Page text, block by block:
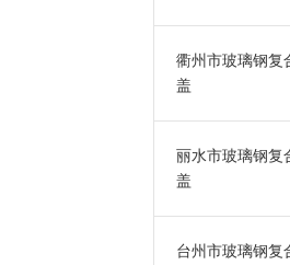
衢州市玻璃钢复
盖
丽水市玻璃钢复
盖
台州市玻璃钢复